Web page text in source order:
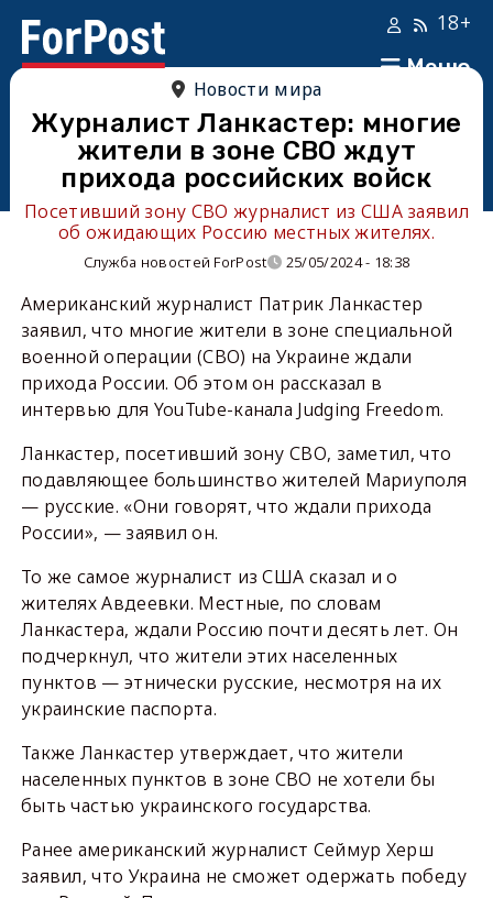
Меню
18+
Новости мира
Журналист Ланкастер: многие
жители в зоне СВО ждут
прихода российских войск
Посетивший зону СВО журналист из США заявил
об ожидающих Россию местных жителях.
Служба новостей ForPost 25/05/2024 - 18:38
Американский журналист Патрик Ланкастер
заявил, что многие жители в зоне специальной
военной операции (СВО) на Украине ждали
прихода России. Об этом он рассказал в
интервью для YouTube-канала Judging Freedom.
Ланкастер, посетивший зону СВО, заметил, что
подавляющее большинство жителей Мариуполя
— русские. «Они говорят, что ждали прихода
России», — заявил он.
То же самое журналист из США сказал и о
жителях Авдеевки. Местные, по словам
Ланкастера, ждали Россию почти десять лет. Он
подчеркнул, что жители этих населенных
пунктов — этнически русские, несмотря на их
украинские паспорта.
Также Ланкастер утверждает, что жители
населенных пунктов в зоне СВО не хотели бы
быть частью украинского государства.
Ранее американский журналист Сеймур Херш
заявил, что Украина не сможет одержать победу